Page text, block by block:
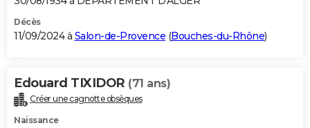
Décès
11/09/2024 à Salon-de-Provence (Bouches-du-Rhône)
Edouard TIXIDOR (71 ans)
Créer une cagnotte obsèques
Naissance